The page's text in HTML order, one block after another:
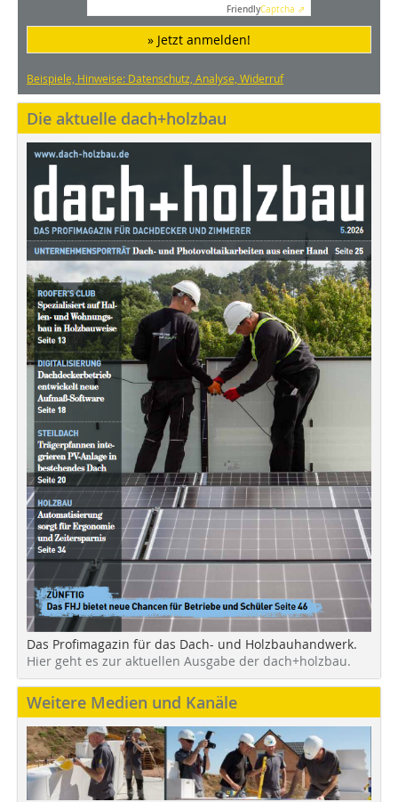
FriendlyCaptcha ⇗
» Jetzt anmelden!
Beispiele, Hinweise: Datenschutz, Analyse, Widerruf
Die aktuelle dach+holzbau
Das Profimagazin für das Dach- und Holzbauhandwerk.
Hier geht es zur aktuellen Ausgabe der dach+holzbau.
Weitere Medien und Kanäle